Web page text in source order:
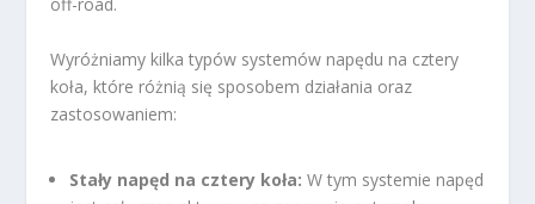
Wyróżniamy kilka typów systemów napędu na cztery
koła, które różnią się sposobem działania oraz
zastosowaniem:
Stały napęd na cztery koła: W tym systemie napęd